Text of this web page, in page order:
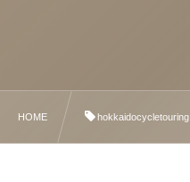
HOME hokkaidocycletouring